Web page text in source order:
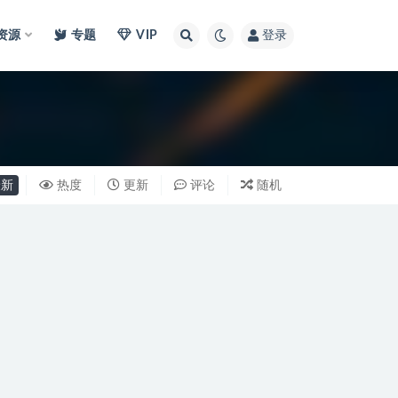
源 专题 VIP 登录
热度 更新 评论 随机